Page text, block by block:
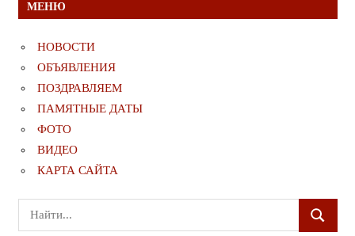
МЕНЮ
НОВОСТИ
ОБЪЯВЛЕНИЯ
ПОЗДРАВЛЯЕМ
ПАМЯТНЫЕ ДАТЫ
ФОТО
ВИДЕО
КАРТА САЙТА
Поиск
для:
ПОИСК